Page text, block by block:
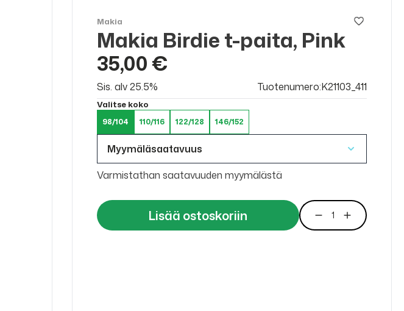
Makia
Makia Birdie t-paita, Pink
35,00 €
Sis. alv 25.5% Tuotenumero:K21103_411
Valitse koko
98/104 110/116 122/128 146/152
Myymäläsaatavuus
Varmistathan saatavuuden myymälästä
Lisää ostoskoriin